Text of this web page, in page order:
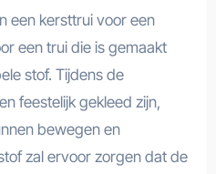
een kersttrui voor een
een trui die is gemaakt
stof. Tijdens de
feestelijk gekleed zijn,
bewegen en
zal ervoor zorgen dat de